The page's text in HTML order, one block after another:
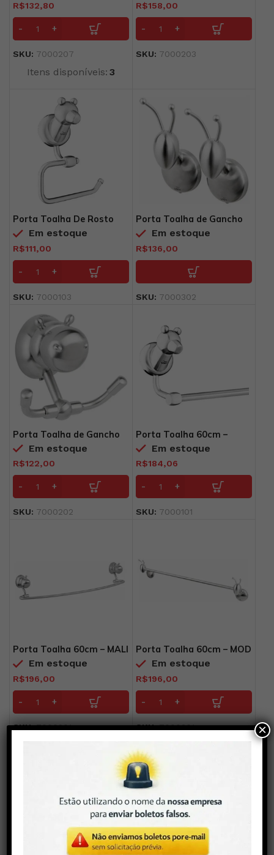
R$132,80
SKU: 7000207
Itens disponíveis: 3
R$158,00
SKU: 7000203
Porta Toalha De Rosto
Polar – B
Em estoque
R$111,00
SKU: 7000103
Porta Toalha de Gancho
MODEm estoque
R$136,00
SKU: 7000302
Porta Toalha de Gancho
MaliEm estoque
R$122,00
SKU: 7000202
Porta Toalha 60cm –
POLAR B
Em estoque
R$184,06
SKU: 7000101
Porta Toalha 60cm – MALI
Em estoque
R$196,00
SKU:7000201
Porta Toalha 60cm – MOD
Em estoque
R$196,00
SKU:7000301
Papeleira Polar B
Em estoque
R$
SKU:7000104
×